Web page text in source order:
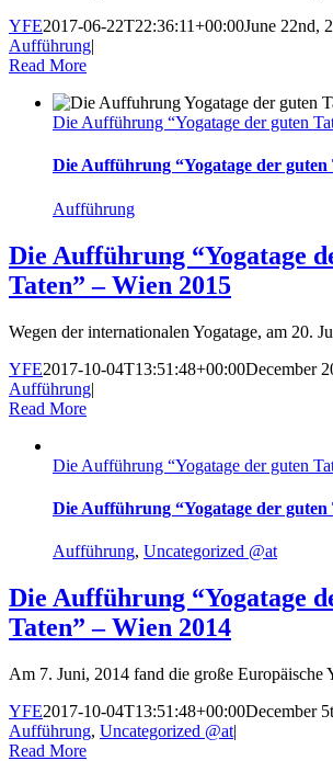
YFE2017-06-22T22:36:11+00:00June 22nd,
Aufführung|
Read More
Die Aufführung “Yogatage der guten
Die Aufführung “Yogatage der guten
Aufführung
Die Aufführung “Yogatage
Taten” – Wien 2015
Wegen der internationalen Yogatage, am 20.
YFE2017-10-04T13:51:48+00:00December
Aufführung|
Read More
Die Aufführung “Yogatage der guten
Die Aufführung “Yogatage der guten
Aufführung, Uncategorized @at
Die Aufführung “Yogatage
Taten” – Wien 2014
Am 7. Juni, 2014 fand die große Europäische
YFE2017-10-04T13:51:48+00:00December
Aufführung, Uncategorized @at|
Read More